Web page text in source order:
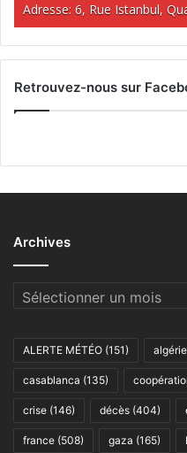
Adresse: 6, Rue Istanbul,
Retrouvez-nous sur
Archives
Archives
ALERTE MÉTÉO (151) algérie
casablanca (135)
crise (146) décès (404)
france (508) gaza (165)